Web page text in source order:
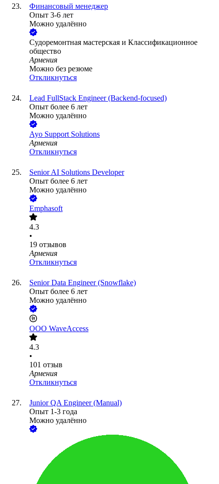
Финансовый менеджер
Опыт 3-6 лет
Можно удалённо
Cудоремонтная мастерская и Классификационное
общество
Армения
Можно без резюме
Откликнуться
Lead FullStack Engineer (Backend-focused)
Опыт более 6 лет
Можно удалённо
Ayo Support Solutions
Армения
Откликнуться
Senior AI Solutions Developer
Опыт более 6 лет
Можно удалённо
Emphasoft
4.3
•
19 отзывов
Армения
Откликнуться
Senior Data Engineer (Snowflake)
Опыт более 6 лет
Можно удалённо
ООО WaveAccess
4.3
•
101 отзыв
Армения
Откликнуться
Junior QA Engineer (Manual)
Опыт 1-3 года
Можно удалённо